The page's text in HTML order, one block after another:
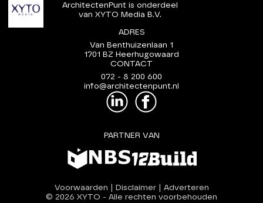
ArchitectenPunt is onderdeel
van XYTO Media B.V.
ADRES
Van Benthuizenlaan 1
1701 BZ Heerhugowaard
CONTACT
072 - 8 200 600
info@architectenpunt.nl
PARTNER VAN
Voorwaarden Disclaimer| Adverteren
© 2026 XYTO - Alle rechten voorbehouden